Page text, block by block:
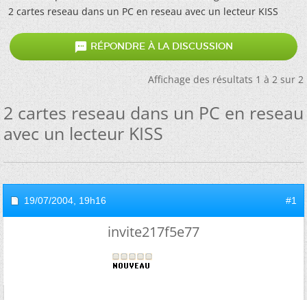
2 cartes reseau dans un PC en reseau avec un lecteur KISS
 RÉPONDRE À LA DISCUSSION
Affichage des résultats 1 à 2 sur 2
2 cartes reseau dans un PC en reseau
avec un lecteur KISS
19/07/2004, 19h16 #1
invite217f5e77